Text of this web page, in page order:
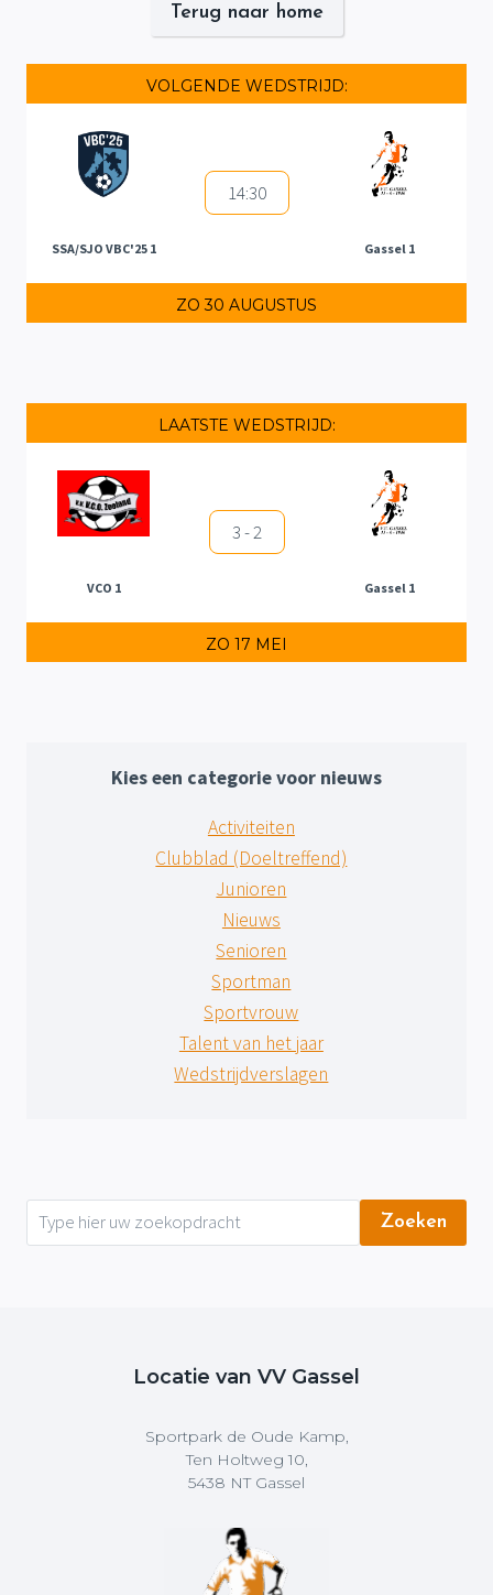
Terug naar home
VOLGENDE WEDSTRIJD:
SSA/SJO VBC'25 1
14:30
Gassel 1
ZO 30 AUGUSTUS
LAATSTE WEDSTRIJD:
VCO 1
3 - 2
Gassel 1
ZO 17 MEI
Kies een categorie voor nieuws
Activiteiten
Clubblad (Doeltreffend)
Junioren
Nieuws
Senioren
Sportman
Sportvrouw
Talent van het jaar
Wedstrijdverslagen
Zoeken
Locatie van VV Gassel
Sportpark de Oude Kamp,
Ten Holtweg 10,
5438 NT Gassel